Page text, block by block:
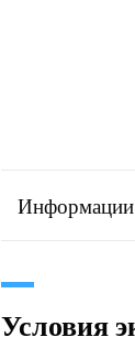
Условия